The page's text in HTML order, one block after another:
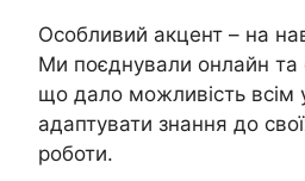
Особливий акцент – на
Ми поєднували онлайн
що дало можливість всім
адаптувати знання до
роботи.